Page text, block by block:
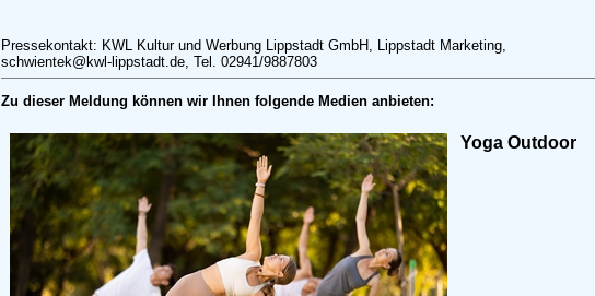
Pressekontakt: KWL Kultur und Werbung Lippstadt GmbH, Lippstadt Marketing,
schwientek@kwl-lippstadt.de, Tel. 02941/9887803
Zu dieser Meldung können wir Ihnen folgende Medien anbieten:
Yoga Outdoor